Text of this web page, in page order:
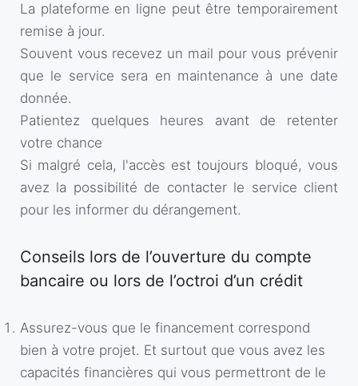
La plateforme en ligne peut être temporairement
remise à jour.
Souvent vous recevez un mail pour vous prévenir
que le service sera en maintenance à une date
donnée.
Patientez quelques heures avant de retenter
votre chance
Si malgré cela, l'accès est toujours bloqué, vous
avez la possibilité de contacter le service client
pour les informer du dérangement.
Conseils lors de l’ouverture du compte
bancaire ou lors de l’octroi d’un crédit
Assurez-vous que le financement correspond
bien à votre projet. Et surtout que vous avez les
capacités financières qui vous permettront de le